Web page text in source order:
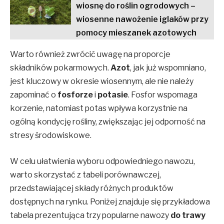
wiosnę do roślin ogrodowych –
wiosenne nawożenie iglaków przy
pomocy mieszanek azotowych
Warto również zwrócić uwagę na proporcje
składników pokarmowych. Azot, jak już wspomniano,
jest kluczowy w okresie wiosennym, ale nie należy
zapominać o fosforzei potasie. Fosfor wspomaga
korzenie, natomiast potas wpływa korzystnie na
ogólną kondycję rośliny, zwiększając jej odporność na
stresy środowiskowe.
W celu ułatwienia wyboru odpowiedniego nawozu,
warto skorzystać z tabeli porównawczej,
przedstawiającej składy różnych produktów
dostępnych na rynku. Poniżej znajduje się przykładowa
tabela prezentująca trzy popularne nawozy do trawy